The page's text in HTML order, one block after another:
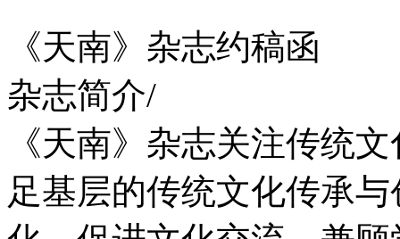
《天南》杂志约稿函
杂志简介/
《天南》杂志关注传统
足基层的传统文化传承